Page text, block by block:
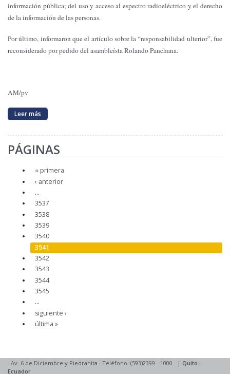
información pública; del uso y acceso al espectro radioeléctrico y el derecho
de la información de las personas.
Por último, informaron que el artículo sobre la “responsabilidad ulterior”, fue
reconsiderado por pedido del asambleísta Rolando Panchana.
AM/pv
Leer más
PÁGINAS
« primera
‹ anterior
…
3537
3538
3539
3540
3541
3542
3543
3544
3545
…
siguiente ›
última »
Av. 6 de Diciembre y Piedrahita · Teléfono: (593)2399 - 1000 | Quito ·
Ecuador